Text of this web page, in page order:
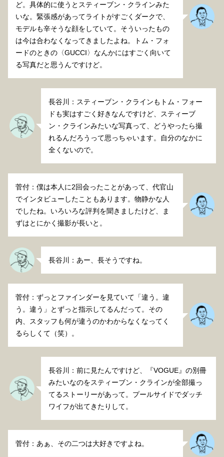
ど。具体的に使うとスティーブン・クラインみた
いな。緊張感があってライトがすごくダークで、
モデルも辛そうな顔をしていて。そういったもの
は今は合わなくなってきましたよね。トム・フォ
ードのときの〈GUCCI〉なんかにはすごく向いて
る写真だと思うんですけど。
長谷川：スティーブン・クラインもトム・フォー
ドも実はすごく好きなんですけど、スティーブ
ン・クラインみたいな写真って、どうやったら撮
れるんだろうって思っちゃいます。自分のなかに
全くないので。
菅付：僕は本人に2回会ったことがあって、代官山
でインタビューしたこともあります。物静かな人
でしたね。いろいろな評判を聞きましたけど、ま
ずはとにかく撮影が長いと。
長谷川：あー、長そうですね。
菅付：ずっとファインダーを見ていて「違う。違
う。違う」とずっと指示してるんだって。その
内、スタッフも何が違うのかわからなくなってく
るらしくて（笑）。
長谷川：前に見たんですけど、『VOGUE』の別冊
みたいなのをスティーブン・クラインが全部撮っ
てるストーリーがあって。プールサイドでダッチ
ワイフが出てきたりして。
菅付：あぁ、その二つは大好きですよね。